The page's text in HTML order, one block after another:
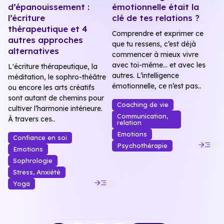
d’épanouissement :
l’écriture
thérapeutique et 4
autres approches
alternatives
L'écriture thérapeutique, la
méditation, le sophro-théâtre
ou encore les arts créatifs
sont autant de chemins pour
cultiver l’harmonie intérieure.
À travers ces..
Confiance en soi
Emotions
Sophrologie
Stress, Anxiété
Yoga
read_more
émotionnelle était la
clé de tes relations ?
Comprendre et exprimer ce
que tu ressens, c’est déjà
commencer à mieux vivre
avec toi-même… et avec les
autres. L’intelligence
émotionnelle, ce n’est pas..
Coaching de vie
Communication,
relation
Emotions
Psychothérapie
read_more